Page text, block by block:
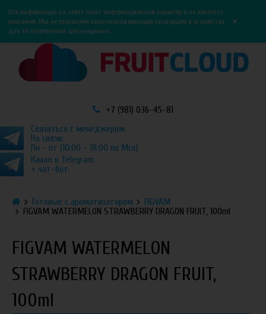
0
Вся информация на сайте носит информационный характер и не является
рекламой. Мы не реализуем никотиносодержащую продукцию и устройства
для её потребления дистанционно.
×
+7 (981) 036-45-81
Связаться с менеджером.
На связи:
Пн - пт (10:00 - 18:00 по Мск)
Канал в Telegram
+ чат-бот.
Готовые с ароматизатором
FIGVAM
FIGVAM WATERMELON STRAWBERRY DRAGON FRUIT, 100ml
FIGVAM WATERMELON
STRAWBERRY DRAGON FRUIT,
100ml